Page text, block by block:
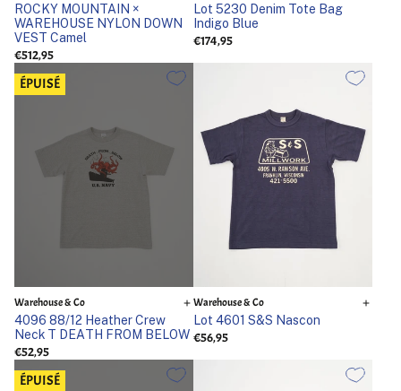
ROCKY MOUNTAIN ×
WAREHOUSE NYLON DOWN
VEST Camel
€512,95
Lot 5230 Denim Tote Bag
Indigo Blue
€174,95
ÉPUISÉ
Warehouse & Co
4096 88/12 Heather Crew
Neck T DEATH FROM BELOW
€52,95
Warehouse & Co
Lot 4601 S&S Nascon
€56,95
ÉPUISÉ